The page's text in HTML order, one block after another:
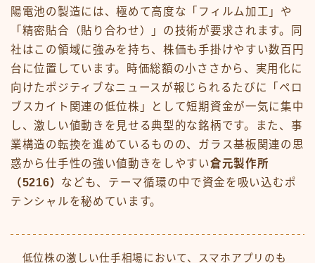
陽電池の製造には、極めて高度な「フィルム加工」や
「精密貼合（貼り合わせ）」の技術が要求されます。同
社はこの領域に強みを持ち、株価も手掛けやすい数百円
台に位置しています。時価総額の小ささから、実用化に
向けたポジティブなニュースが報じられるたびに「ペロ
ブスカイト関連の低位株」として短期資金が一気に集中
し、激しい値動きを見せる典型的な銘柄です。また、事
業構造の転換を進めているものの、ガラス基板関連の思
惑から仕手性の強い値動きをしやすい倉元製作所
（5216） なども、テーマ循環の中で資金を吸い込むポ
テンシャルを秘めています。
低位株の激しい仕手相場において、スマホアプリのも